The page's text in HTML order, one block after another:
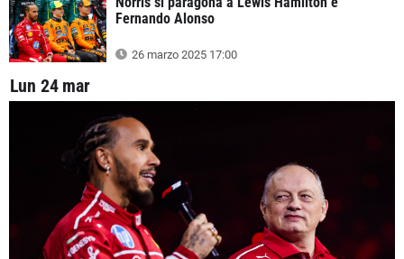
Fernando Alonso
26 marzo 2025 17:00
Lun 24 mar